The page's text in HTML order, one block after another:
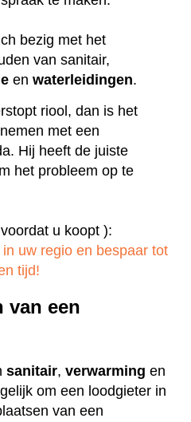
bezig met het
van sanitair,
en waterleidingen.
riool, dan is het
met een
Hij heeft de juiste
het probleem op te
u koopt ):
uw regio en bespaar tot
tijd!
van een
sanitair, verwarming en
om een loodgieter in
van een